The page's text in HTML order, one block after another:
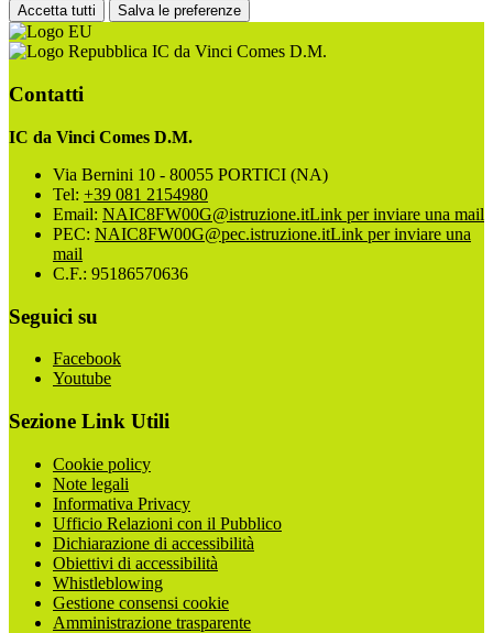
Accetta tutti Salva le preferenze
IC da Vinci Comes D.M.
Contatti
IC da Vinci Comes D.M.
Via Bernini 10 - 80055 PORTICI (NA)
Tel: +39 081 2154980
Email: NAIC8FW00G@istruzione.itLink per inviare una mail
PEC: NAIC8FW00G@pec.istruzione.itLink per inviare una
mail
C.F.: 95186570636
Seguici su
Facebook
Youtube
Sezione Link Utili
Cookie policy
Note legali
Informativa Privacy
Ufficio Relazioni con il Pubblico
Dichiarazione di accessibilità
Obiettivi di accessibilità
Whistleblowing
Gestione consensi cookie
Amministrazione trasparente